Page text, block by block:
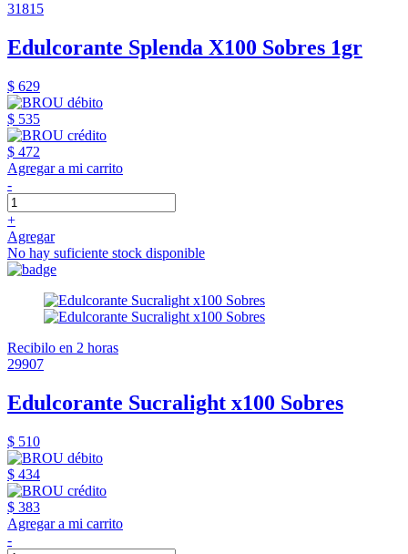
31815
Edulcorante Splenda X100 Sobres 1gr
$ 629
$ 535
$ 472
Agregar a mi carrito
-
+
Agregar
No hay suficiente stock disponible
Recibilo en 2 horas
29907
Edulcorante Sucralight x100 Sobres
$ 510
$ 434
$ 383
Agregar a mi carrito
-